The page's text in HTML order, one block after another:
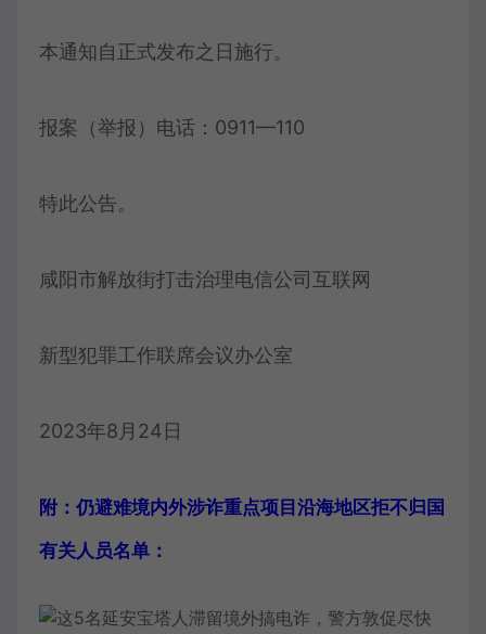
本通知自正式发布之日施行。
报案（举报）电话：0911—110
特此公告。
咸阳市解放街打击治理电信公司互联网
新型犯罪工作联席会议办公室
2023年8月24日
附：仍避难境内外涉诈重点项目沿海地区拒不归国
有关人员名单：